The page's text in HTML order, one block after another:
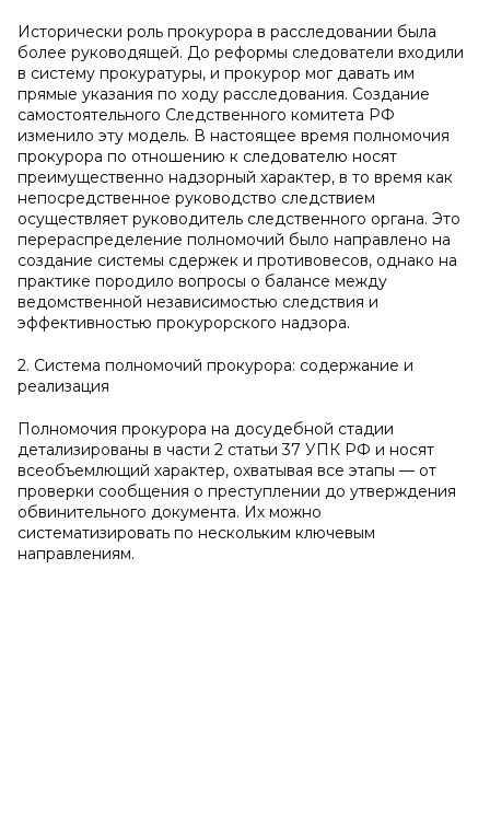
Исторически роль прокурора в расследовании была
более руководящей. До реформы следователи входили
в систему прокуратуры, и прокурор мог давать им
прямые указания по ходу расследования. Создание
самостоятельного Следственного комитета РФ
изменило эту модель. В настоящее время полномочия
прокурора по отношению к следователю носят
преимущественно надзорный характер, в то время как
непосредственное руководство следствием
осуществляет руководитель следственного органа. Это
перераспределение полномочий было направлено на
создание системы сдержек и противовесов, однако на
практике породило вопросы о балансе между
ведомственной независимостью следствия и
эффективностью прокурорского надзора.
2. Система полномочий прокурора: содержание и
реализация
Полномочия прокурора на досудебной стадии
детализированы в части 2 статьи 37 УПК РФ и носят
всеобъемлющий характер, охватывая все этапы — от
проверки сообщения о преступлении до утверждения
обвинительного документа. Их можно
систематизировать по нескольким ключевым
направлениям.